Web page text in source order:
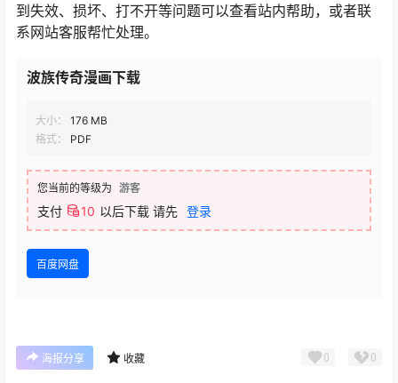
到失效、损坏、打不开等问题可以查看站内帮助，或者联
系网站客服帮忙处理。
波族传奇漫画下载
大小：
176 MB
格式：
PDF
您当前的等级为 游客
支付 10 以后下载 请先 登录
百度网盘
海报分享 收藏 0 0